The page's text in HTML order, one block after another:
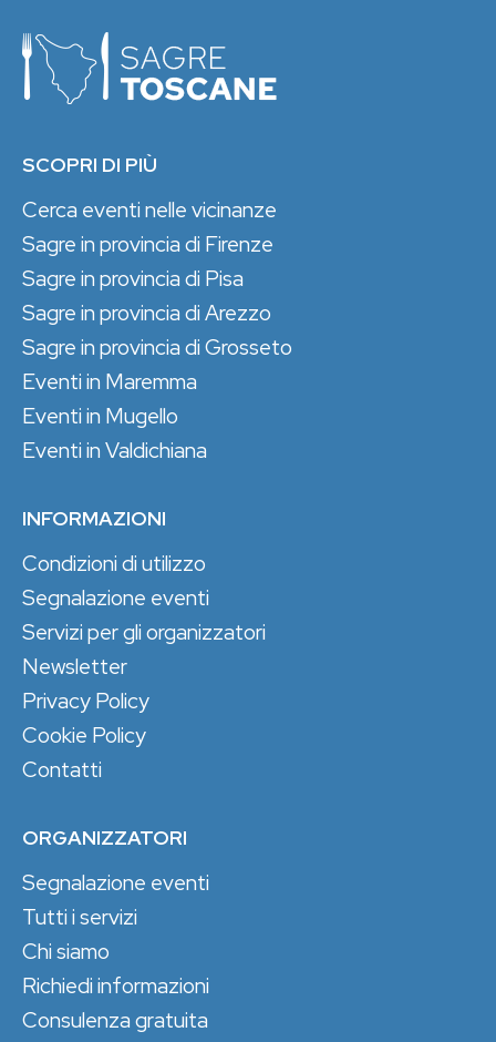
SCOPRI DI PIÙ
Cerca eventi nelle vicinanze
Sagre in provincia di Firenze
Sagre in provincia di Pisa
Sagre in provincia di Arezzo
Sagre in provincia di Grosseto
Eventi in Maremma
Eventi in Mugello
Eventi in Valdichiana
INFORMAZIONI
Condizioni di utilizzo
Segnalazione eventi
Servizi per gli organizzatori
Newsletter
Privacy Policy
Cookie Policy
Contatti
ORGANIZZATORI
Segnalazione eventi
Tutti i servizi
Chi siamo
Richiedi informazioni
Consulenza gratuita